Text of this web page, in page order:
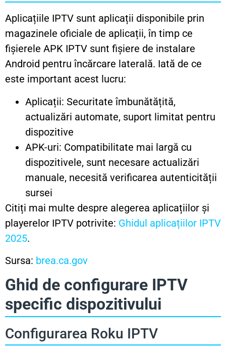
Aplicațiile IPTV sunt aplicații disponibile prin
magazinele oficiale de aplicații, în timp ce
fișierele APK IPTV sunt fișiere de instalare
Android pentru încărcare laterală. Iată de ce
este important acest lucru:
Aplicații: Securitate îmbunătățită,
actualizări automate, suport limitat pentru
dispozitive
APK-uri: Compatibilitate mai largă cu
dispozitivele, sunt necesare actualizări
manuale, necesită verificarea autenticității
sursei
Citiți mai multe despre alegerea aplicațiilor și
playerelor IPTV potrivite: Ghidul aplicațiilor IPTV
2025.
Sursa: brea.ca.gov
Ghid de configurare IPTV
specific dispozitivului
Configurarea Roku IPTV